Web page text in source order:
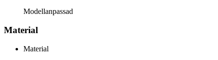
Modellanpassad
Material
Material